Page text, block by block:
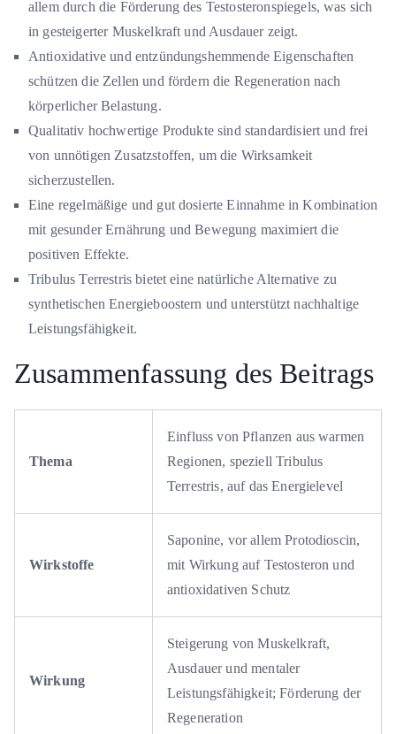
allem durch die Förderung des Testosteronspiegels, was sich
in gesteigerter Muskelkraft und Ausdauer zeigt.
Antioxidative und entzündungshemmende Eigenschaften
schützen die Zellen und fördern die Regeneration nach
körperlicher Belastung.
Qualitativ hochwertige Produkte sind standardisiert und frei
von unnötigen Zusatzstoffen, um die Wirksamkeit
sicherzustellen.
Eine regelmäßige und gut dosierte Einnahme in Kombination
mit gesunder Ernährung und Bewegung maximiert die
positiven Effekte.
Tribulus Terrestris bietet eine natürliche Alternative zu
synthetischen Energieboostern und unterstützt nachhaltige
Leistungsfähigkeit.
Zusammenfassung des Beitrags
Thema
Einfluss von Pflanzen aus warmen
Regionen, speziell Tribulus
Terrestris, auf das Energielevel
Wirkstoffe
Saponine, vor allem Protodioscin,
mit Wirkung auf Testosteron und
antioxidativen Schutz
Wirkung
Steigerung von Muskelkraft,
Ausdauer und mentaler
Leistungsfähigkeit; Förderung der
Regeneration